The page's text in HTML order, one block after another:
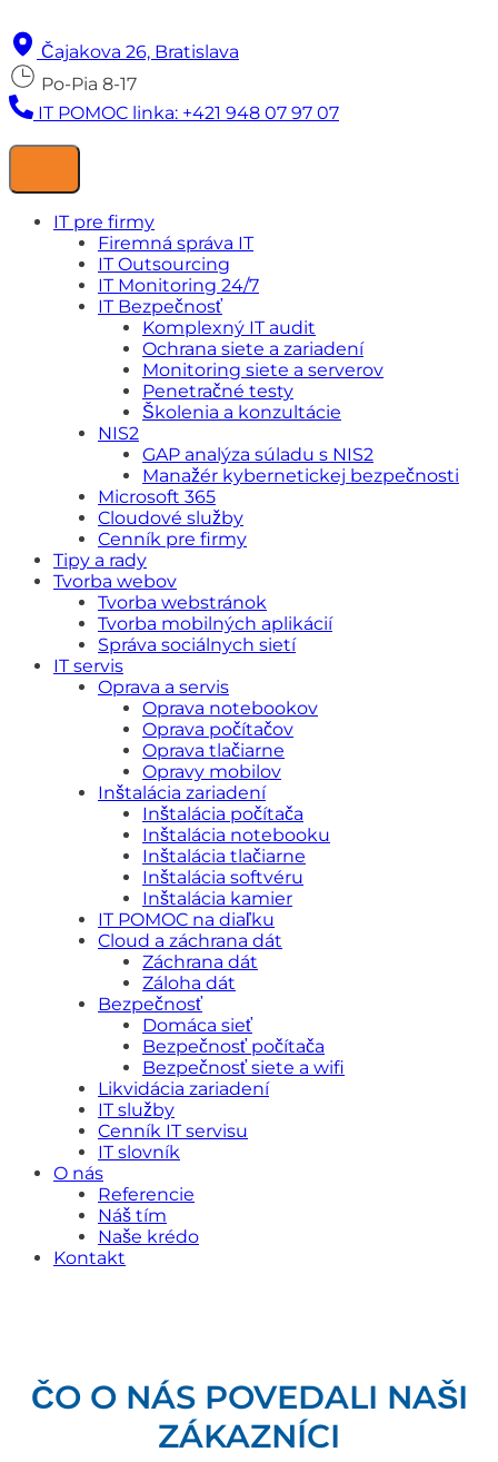
Čajakova 26, Bratislava
Po-Pia 8-17
IT POMOC linka: +421 948 07 97 07
IT pre firmy
Firemná správa IT
IT Outsourcing
IT Monitoring 24/7
IT Bezpečnosť
Komplexný IT audit
Ochrana siete a zariadení
Monitoring siete a serverov
Penetračné testy
Školenia a konzultácie
NIS2
GAP analýza súladu s NIS2
Manažér kybernetickej bezpečnosti
Microsoft 365
Cloudové služby
Cenník pre firmy
Tipy a rady
Tvorba webov
Tvorba webstránok
Tvorba mobilných aplikácií
Správa sociálnych sietí
IT servis
Oprava a servis
Oprava notebookov
Oprava počítačov
Oprava tlačiarne
Opravy mobilov
Inštalácia zariadení
Inštalácia počítača
Inštalácia notebooku
Inštalácia tlačiarne
Inštalácia softvéru
Inštalácia kamier
IT POMOC na diaľku
Cloud a záchrana dát
Záchrana dát
Záloha dát
Bezpečnosť
Domáca sieť
Bezpečnosť počítača
Bezpečnosť siete a wifi
Likvidácia zariadení
IT služby
Cenník IT servisu
IT slovník
O nás
Referencie
Náš tím
Naše krédo
Kontakt
ČO O NÁS POVEDALI NAŠI
ZÁKAZNÍCI